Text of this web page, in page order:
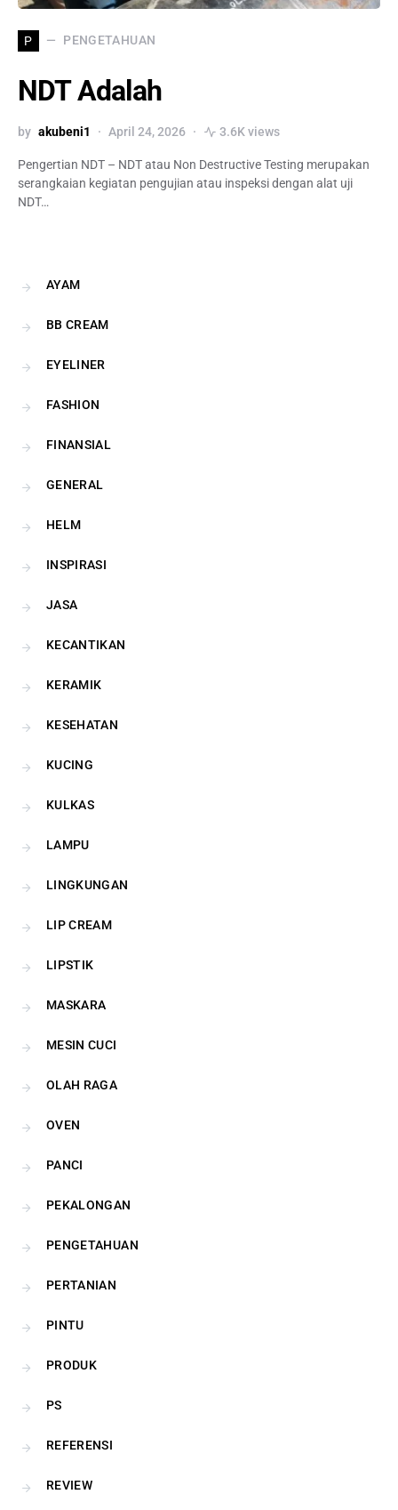
P PENGETAHUAN
NDT Adalah
by akubeni1 April 24, 2026 3.6K views
Pengertian NDT – NDT atau Non Destructive Testing merupakan
serangkaian kegiatan pengujian atau inspeksi dengan alat uji
NDT…
AYAM
BB CREAM
EYELINER
FASHION
FINANSIAL
GENERAL
HELM
INSPIRASI
JASA
KECANTIKAN
KERAMIK
KESEHATAN
KUCING
KULKAS
LAMPU
LINGKUNGAN
LIP CREAM
LIPSTIK
MASKARA
MESIN CUCI
OLAH RAGA
OVEN
PANCI
PEKALONGAN
PENGETAHUAN
PERTANIAN
PINTU
PRODUK
PS
REFERENSI
REVIEW